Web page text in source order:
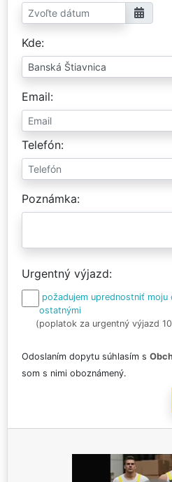
Kde
Email
Telefón
Poznámka
Urgentný výjazd
požadujem uprednostniť moju
ostatnými
(poplatok za urgentný výjazd
Odoslaním dopytu súhlasím s
som s nimi oboznámený.